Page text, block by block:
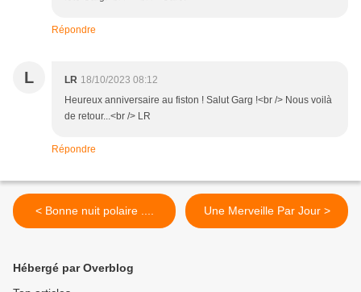
Répondre
L LR 18/10/2023 08:12
Heureux anniversaire au fiston ! Salut Garg !<br /> Nous voilà
de retour...<br /> LR
Répondre
< Bonne nuit polaire .... Une Merveille Par Jour >
Hébergé par Overblog